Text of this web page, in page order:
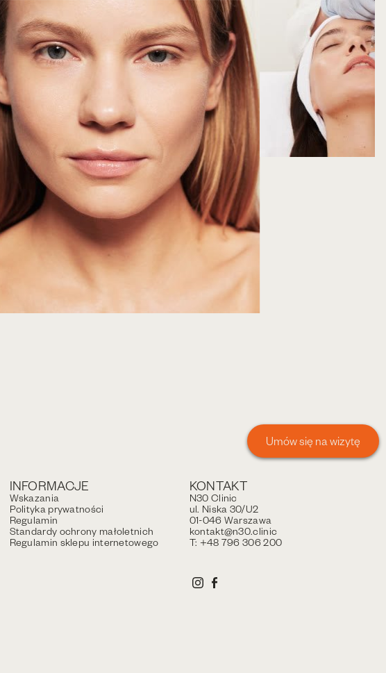
Umów się na wizytę
INFORMACJE
Wskazania
Polityka prywatności
Regulamin
Standardy ochrony małoletnich
Regulamin sklepu internetowego
KONTAKT
N30 Clinic
ul. Niska 30/U2
01-046 Warszawa
kontakt@n30.clinic
T: +48 796 306 200